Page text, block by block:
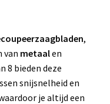
,
van metaalen
8 bieden deze
snijsnelheid en
je altijd een